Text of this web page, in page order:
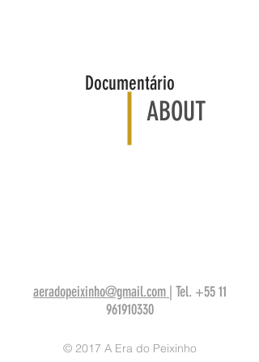
Documentário
ABOUT
aeradopeixinho@gmail.com | Tel. +55 11
961910330
© 2017 A Era do Peixinho